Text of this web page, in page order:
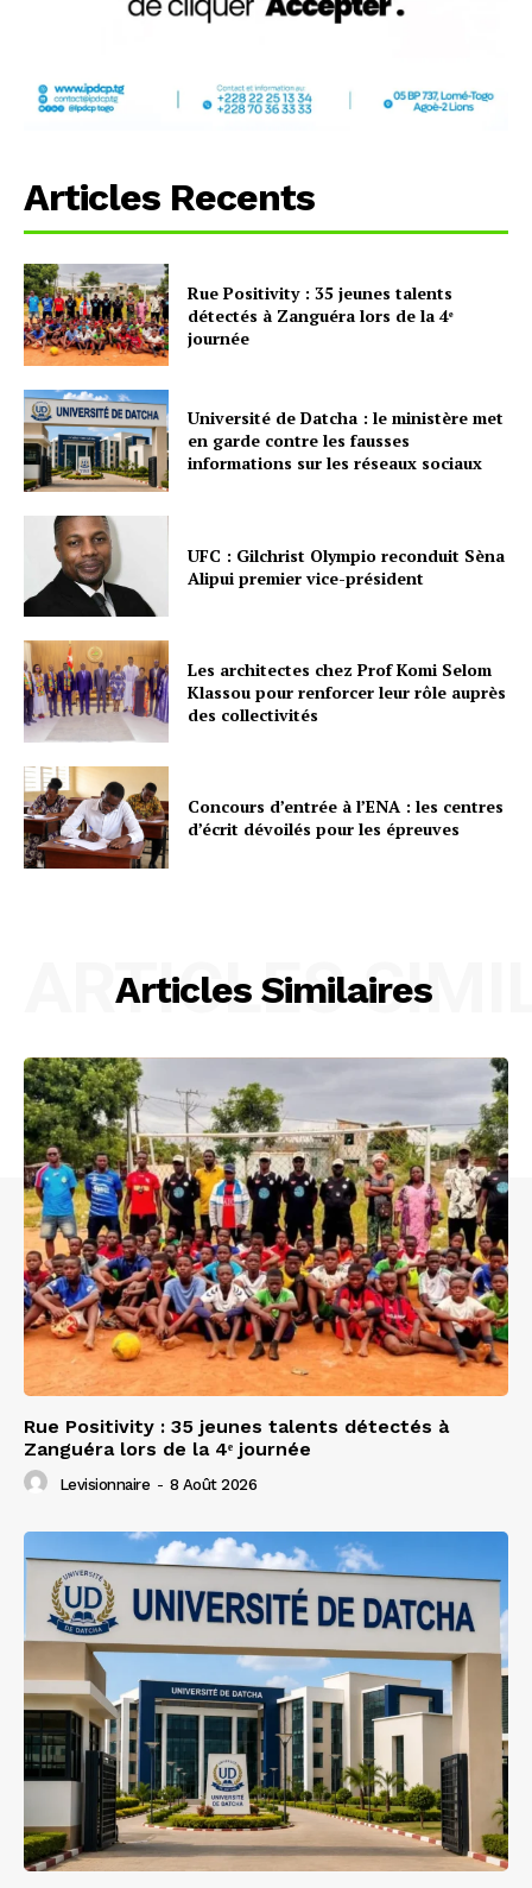
Articles Recents
Rue Positivity : 35 jeunes talents
détectés à Zanguéra lors de la 4ᵉ
journée
Université de Datcha : le ministère met
en garde contre les fausses
informations sur les réseaux sociaux
UFC : Gilchrist Olympio reconduit Sèna
Alipui premier vice-président
Les architectes chez Prof Komi Selom
Klassou pour renforcer leur rôle auprès
des collectivités
Concours d’entrée à l’ENA : les centres
d’écrit dévoilés pour les épreuves
Articles Similaires
ARTICLES
Rue Positivity : 35 jeunes talents détectés à
Zanguéra lors de la 4ᵉ journée
Levisionnaire - 8 Août 2026